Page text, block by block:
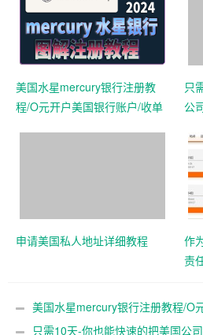
美国水星mercury银行注册教
程/O元开户美国银行账户/收单
只
公
申请美国私人地址详细教程
作
责
美国水星mercury银行注册教程/O
备 只需10天-你也能快速的把美国公